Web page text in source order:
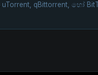
uTorrent, qBittorrent, හෝ